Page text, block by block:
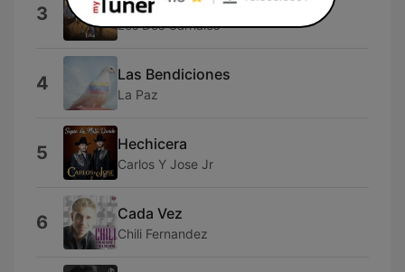
3 Los de 100pre
Los Dos Carnales
4 Las Bendiciones
La Paz
5 Hechicera
Carlos Y Jose Jr
6 Cada Vez
Chili Fernandez